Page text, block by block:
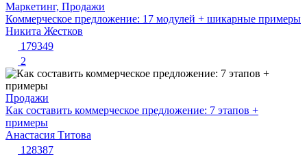
Маркетинг, Продажи
Коммерческое предложение: 17 модулей + шикарные примеры
Никита Жестков
179349
2
Продажи
Как составить коммерческое предложение: 7 этапов +
примеры
Анастасия Титова
128387